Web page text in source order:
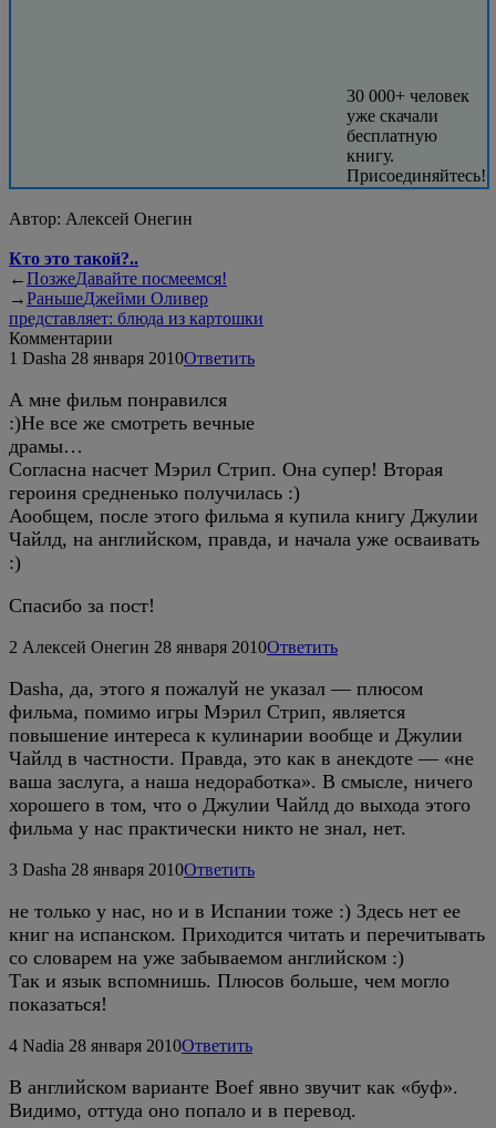
30 000+ человек
уже скачали
бесплатную
книгу.
Присоединяйтесь!
Автор: Алексей Онегин
Кто это такой?..
←ПозжеДавайте посмеемся!
→РаньшеДжейми Оливер
представляет: блюда из картошки
Комментарии
1 Dasha 28 января 2010Ответить
А мне фильм понравился
:)Не все же смотреть вечные
драмы…
Согласна насчет Мэрил Стрип. Она супер! Вторая
героиня средненько получилась :)
Аообщем, после этого фильма я купила книгу Джулии
Чайлд, на английском, правда, и начала уже осваивать
:)
Спасибо за пост!
2 Алексей Онегин 28 января 2010Ответить
Dasha, да, этого я пожалуй не указал — плюсом
фильма, помимо игры Мэрил Стрип, является
повышение интереса к кулинарии вообще и Джулии
Чайлд в частности. Правда, это как в анекдоте — «не
ваша заслуга, а наша недоработка». В смысле, ничего
хорошего в том, что о Джулии Чайлд до выхода этого
фильма у нас практически никто не знал, нет.
3 Dasha 28 января 2010Ответить
не только у нас, но и в Испании тоже :) Здесь нет ее
книг на испанском. Приходится читать и перечитывать
со словарем на уже забываемом английском :)
Так и язык вспомнишь. Плюсов больше, чем могло
показаться!
4 Nadia 28 января 2010Ответить
В английском варианте Boef явно звучит как «буф».
Видимо, оттуда оно попало и в перевод.